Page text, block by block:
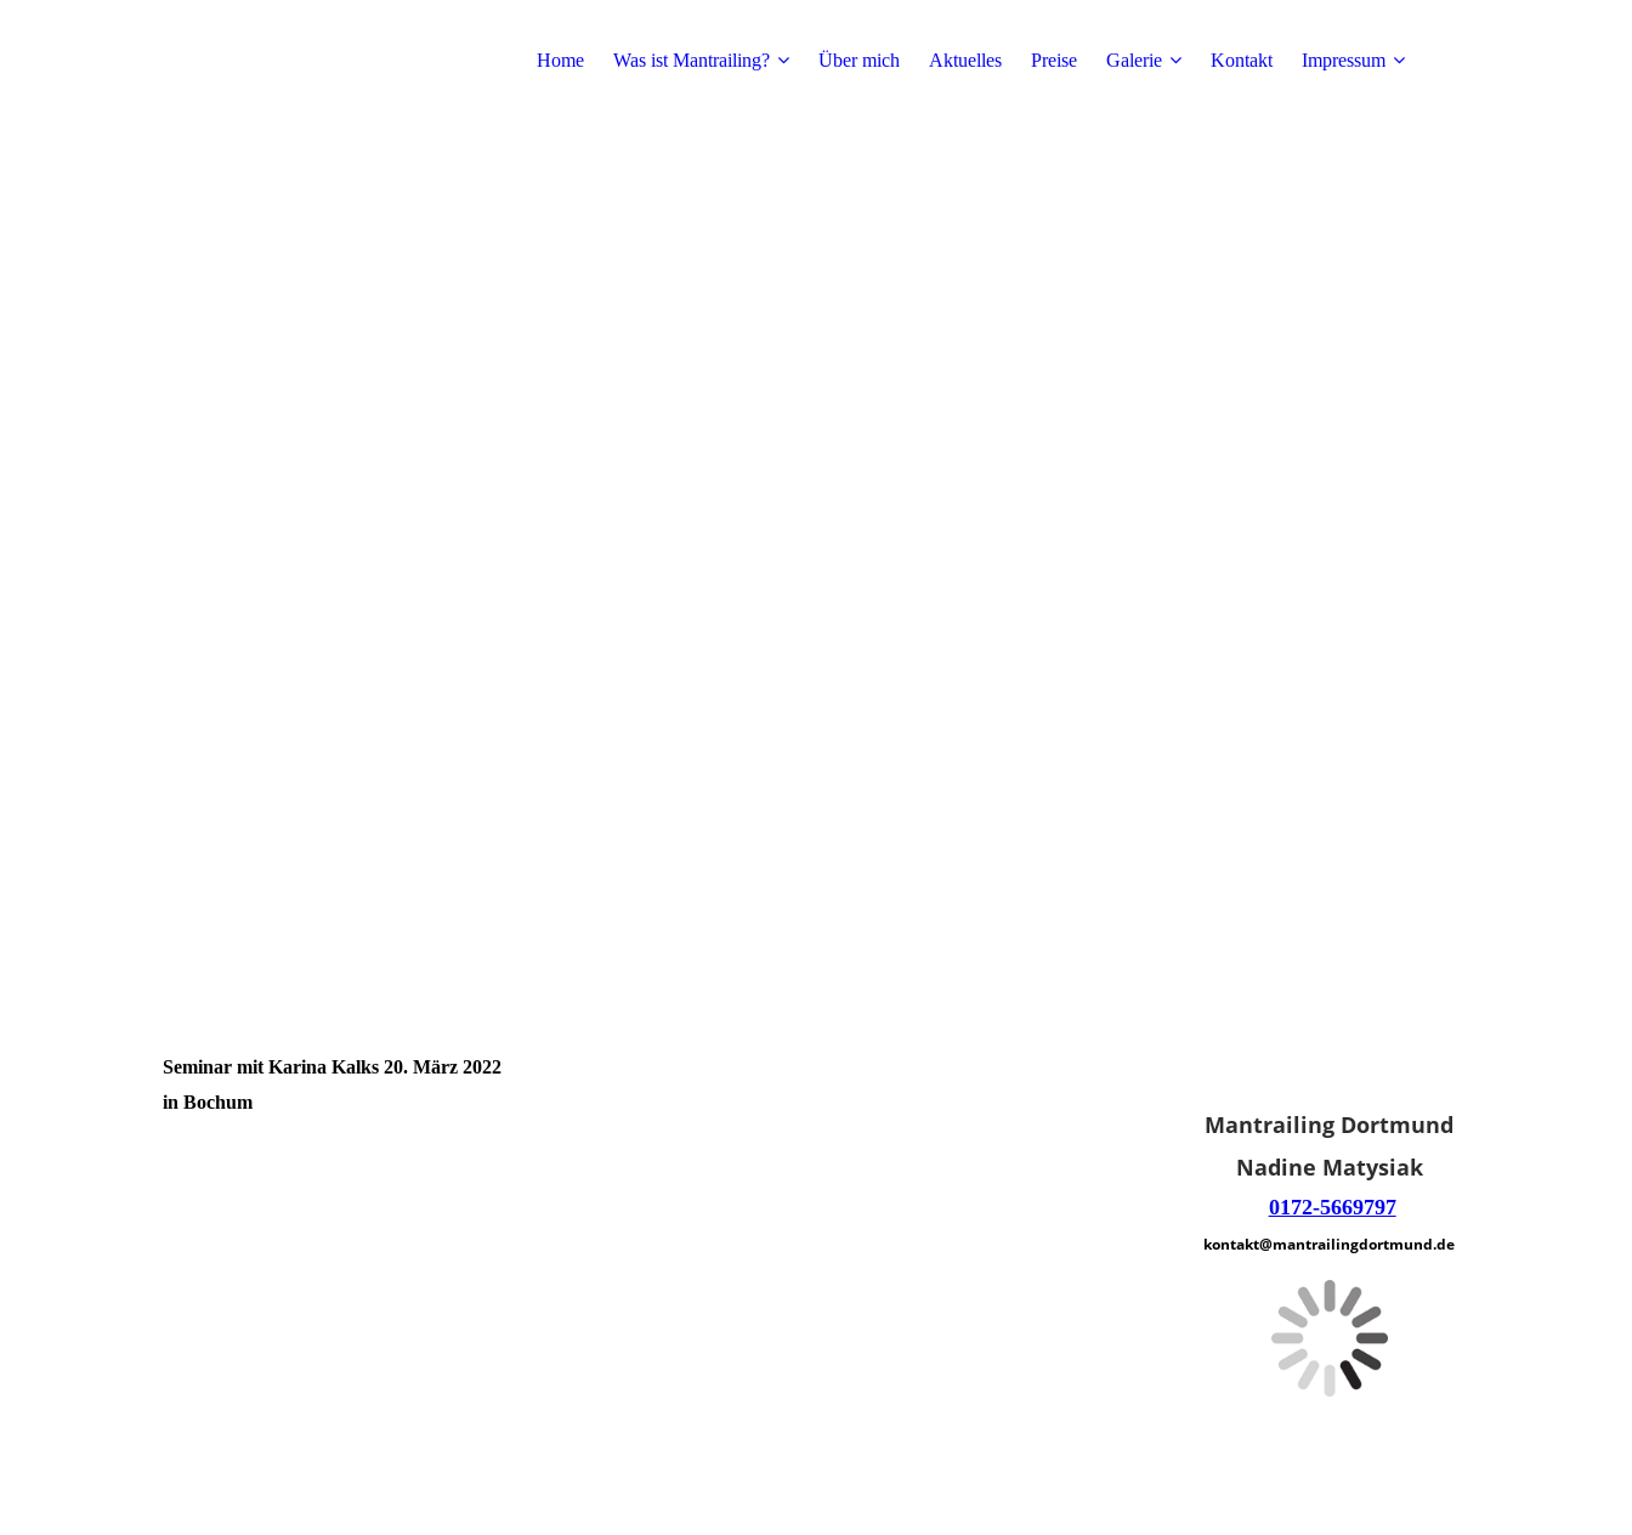
Home Was ist Mantrailing? Über mich Aktuelles Preise Galerie Kontakt Impressum
Seminar mit Karina Kalks 20. März 2022
in Bochum
Mantrailing Dortmund
Nadine Matysiak
0172-5669797
kontakt@mantrailingdortmund.de